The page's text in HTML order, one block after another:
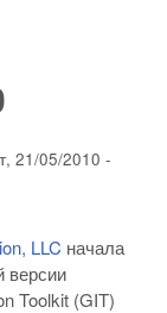
21/05/2010 -
LLC начала
версии
Toolkit (GIT)